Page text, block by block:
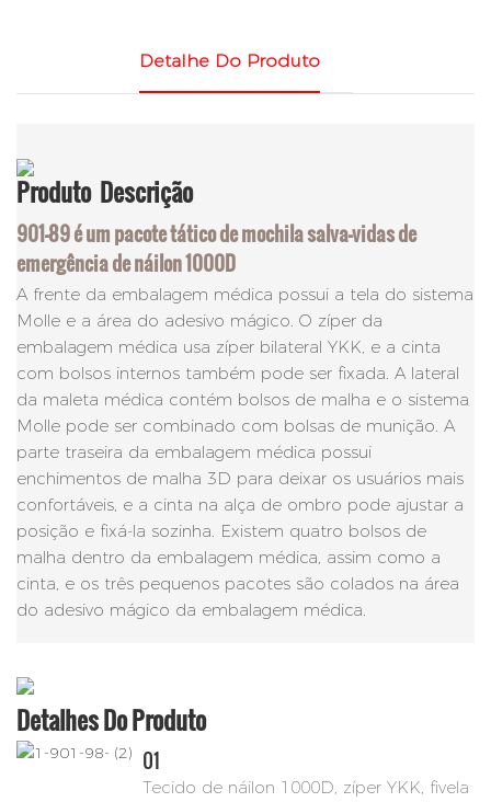
Detalhe Do Produto
Produto Descrição
901-89 é um pacote tático de mochila salva-vidas de
emergência de náilon 1000D
A frente da embalagem médica possui a tela do sistema
Molle e a área do adesivo mágico. O zíper da
embalagem médica usa zíper bilateral YKK, e a cinta
com bolsos internos também pode ser fixada. A lateral
da maleta médica contém bolsos de malha e o sistema
Molle pode ser combinado com bolsas de munição. A
parte traseira da embalagem médica possui
enchimentos de malha 3D para deixar os usuários mais
confortáveis, e a cinta na alça de ombro pode ajustar a
posição e fixá-la sozinha. Existem quatro bolsos de
malha dentro da embalagem médica, assim como a
cinta, e os três pequenos pacotes são colados na área
do adesivo mágico da embalagem médica.
Detalhes Do Produto
01
Tecido de náilon 1000D, zíper YKK, fivela